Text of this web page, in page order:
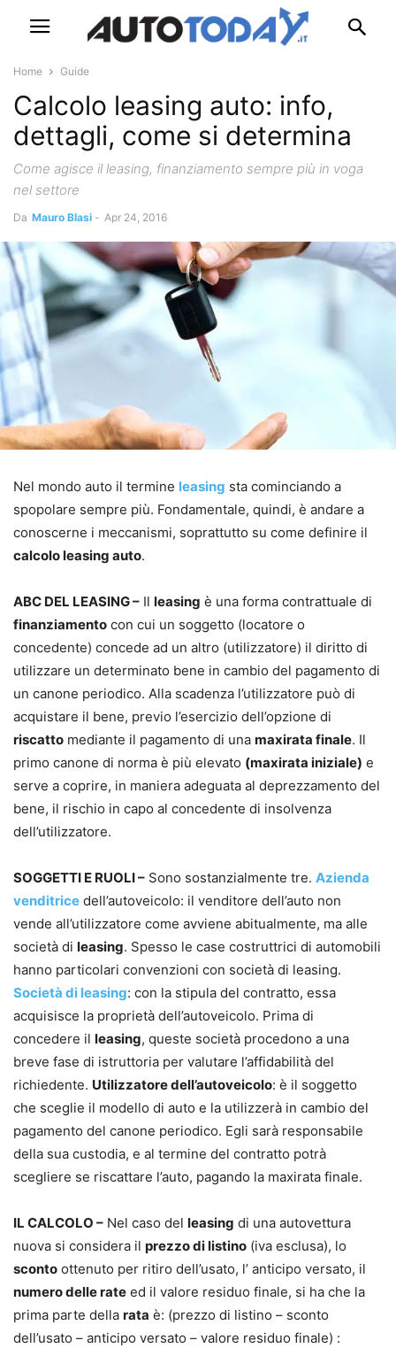
Home Guide
Calcolo leasing auto: info,
dettagli, come si determina
Come agisce il leasing, finanziamento sempre più in voga
nel settore
Da Mauro Blasi - Apr 24, 2016
Nel mondo auto il termine leasing sta cominciando a
spopolare sempre più. Fondamentale, quindi, è andare a
conoscerne i meccanismi, soprattutto su come definire il
calcolo leasing auto.
ABC DEL LEASING – Il leasing è una forma contrattuale di
finanziamento con cui un soggetto (locatore o
concedente) concede ad un altro (utilizzatore) il diritto di
utilizzare un determinato bene in cambio del pagamento di
un canone periodico. Alla scadenza l’utilizzatore può di
acquistare il bene, previo l’esercizio dell’opzione di
riscatto mediante il pagamento di una maxirata finale. Il
primo canone di norma è più elevato (maxirata iniziale) e
serve a coprire, in maniera adeguata al deprezzamento del
bene, il rischio in capo al concedente di insolvenza
dell’utilizzatore.
SOGGETTI E RUOLI – Sono sostanzialmente tre. Azienda
venditrice dell’autoveicolo: il venditore dell’auto non
vende all’utilizzatore come avviene abitualmente, ma alle
società di leasing. Spesso le case costruttrici di automobili
hanno particolari convenzioni con società di leasing.
Società di leasing: con la stipula del contratto, essa
acquisisce la proprietà dell’autoveicolo. Prima di
concedere il leasing, queste società procedono a una
breve fase di istruttoria per valutare l’affidabilità del
richiedente. Utilizzatore dell’autoveicolo: è il soggetto
che sceglie il modello di auto e la utilizzerà in cambio del
pagamento del canone periodico. Egli sarà responsabile
della sua custodia, e al termine del contratto potrà
scegliere se riscattare l’auto, pagando la maxirata finale.
IL CALCOLO – Nel caso del leasing di una autovettura
nuova si considera il prezzo di listino (iva esclusa), lo
sconto ottenuto per ritiro dell’usato, l’ anticipo versato, il
numero delle rate ed il valore residuo finale, si ha che la
prima parte della rata è: (prezzo di listino – sconto
dell’usato – anticipo versato – valore residuo finale) :